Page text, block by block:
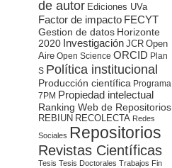
de autor Ediciones UVa
Factor de impacto FECYT
Gestion de datos Horizonte
2020 Investigación JCR Open
Aire Open Science ORCID Plan
S Política institucional
Producción científica Programa
7PM Propiedad intelectual
Ranking Web de Repositorios
REBIUN RECOLECTA Redes
Sociales Repositorios
Revistas Científicas
Tesis Tesis Doctorales Trabajos Fin